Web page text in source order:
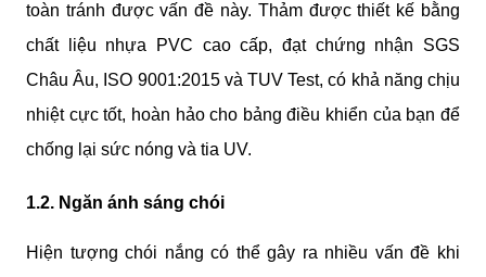
toàn tránh được vấn đề này. Thảm được thiết kế bằng
chất liệu nhựa PVC cao cấp, đạt chứng nhận SGS
Châu Âu, ISO 9001:2015 và TUV Test, có khả năng chịu
nhiệt cực tốt, hoàn hảo cho bảng điều khiển của bạn để
chống lại sức nóng và tia UV.
1.2. Ngăn ánh sáng chói
Hiện tượng chói nắng có thể gây ra nhiều vấn đề khi